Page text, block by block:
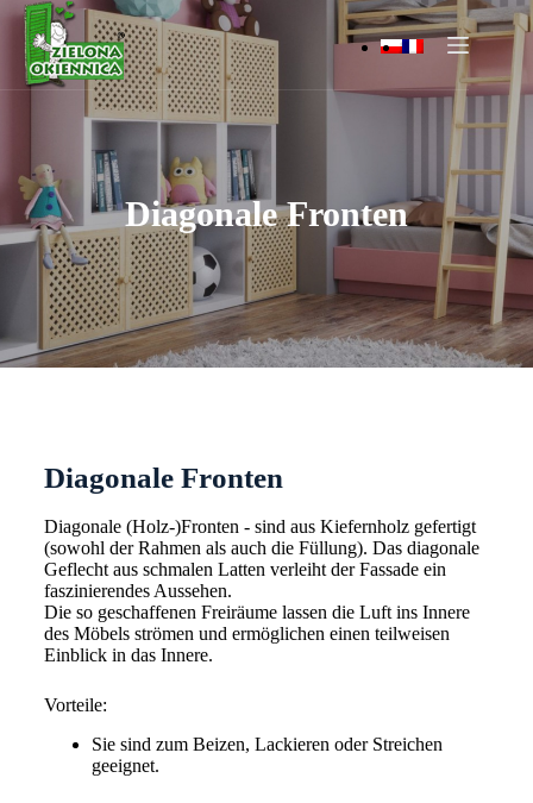
Diagonale Fronten
Diagonale Fronten
Diagonale (Holz-)Fronten - sind aus Kiefernholz gefertigt
(sowohl der Rahmen als auch die Füllung). Das diagonale
Geflecht aus schmalen Latten verleiht der Fassade ein
faszinierendes Aussehen.
Die so geschaffenen Freiräume lassen die Luft ins Innere
des Möbels strömen und ermöglichen einen teilweisen
Einblick in das Innere.
Vorteile:
Sie sind zum Beizen, Lackieren oder Streichen
geeignet.